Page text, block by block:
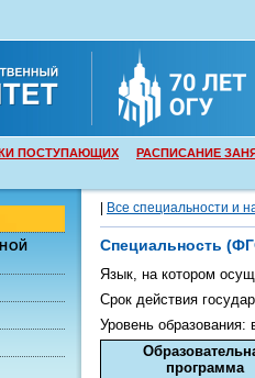
ПОСТУПАЮЩИХ
РАСПИСАНИЕ
Все специальности и
Специальность
Язык, на котором
Срок действия
Уровень образования:
программа